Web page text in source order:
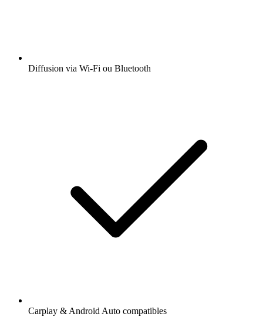
Diffusion via Wi-Fi ou Bluetooth
Carplay & Android Auto compatibles